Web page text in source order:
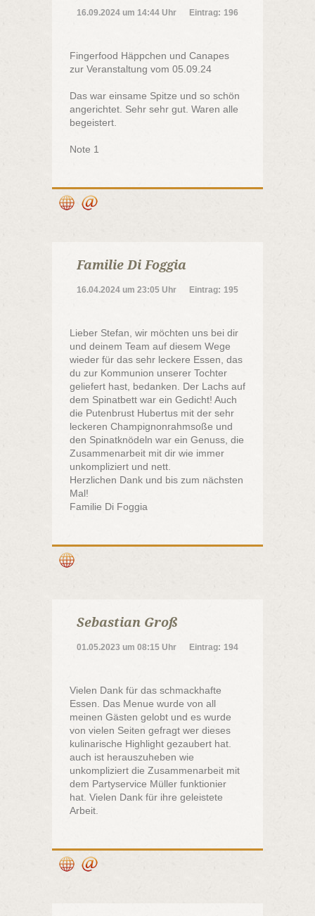
16.09.2024 um 14:44 Uhr Eintrag: 196
Fingerfood Häppchen und Canapes
zur Veranstaltung vom 05.09.24
Das war einsame Spitze und so schön
angerichtet. Sehr sehr gut. Waren alle
begeistert.
Note 1
Familie Di Foggia
16.04.2024 um 23:05 Uhr Eintrag: 195
Lieber Stefan, wir möchten uns bei dir
und deinem Team auf diesem Wege
wieder für das sehr leckere Essen, das
du zur Kommunion unserer Tochter
geliefert hast, bedanken. Der Lachs auf
dem Spinatbett war ein Gedicht! Auch
die Putenbrust Hubertus mit der sehr
leckeren Champignonrahmsoße und
den Spinatknödeln war ein Genuss, die
Zusammenarbeit mit dir wie immer
unkompliziert und nett.
Herzlichen Dank und bis zum nächsten
Mal!
Familie Di Foggia
Sebastian Groß
01.05.2023 um 08:15 Uhr Eintrag: 194
Vielen Dank für das schmackhafte
Essen. Das Menue wurde von all
meinen Gästen gelobt und es wurde
von vielen Seiten gefragt wer dieses
kulinarische Highlight gezaubert hat.
auch ist herauszuheben wie
unkompliziert die Zusammenarbeit mit
dem Partyservice Müller funktionier
hat. Vielen Dank für ihre geleistete
Arbeit.